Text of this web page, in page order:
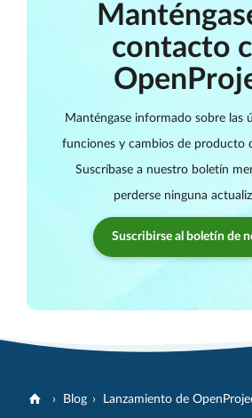
contacto
Manténgase informado sobre las
funciones y cambios de producto
Suscríbase a nuestro boletín
perderse ninguna
Suscribirse al boletín de
Blog Lanzamiento de